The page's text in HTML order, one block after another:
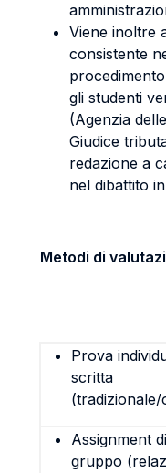
Viene inoltre
consistente
gli studenti
(Agenzia
Giudice
redazione a
nel dibattito
Metodi di
Prova
scritta
(tradizionale/
Assignment di
gruppo